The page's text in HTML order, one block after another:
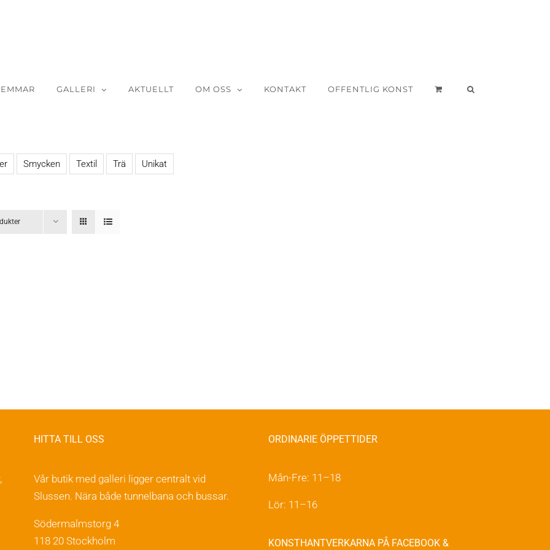
GALLERI AKTUELLT OM OSS KONTAKT OFFENTLIG KONST
Smycken Textil Trä Unikat
HITTA TILL OSS
Vår butik med galleri ligger centralt vid
Slussen. Nära både tunnelbana och bussar.
Södermalmstorg 4
118 20 Stockholm
ORDINARIE ÖPPETTIDER
Mån-Fre: 11–18
Lör: 11–16
KONSTHANTVERKARNA PÅ FACEBOOK &